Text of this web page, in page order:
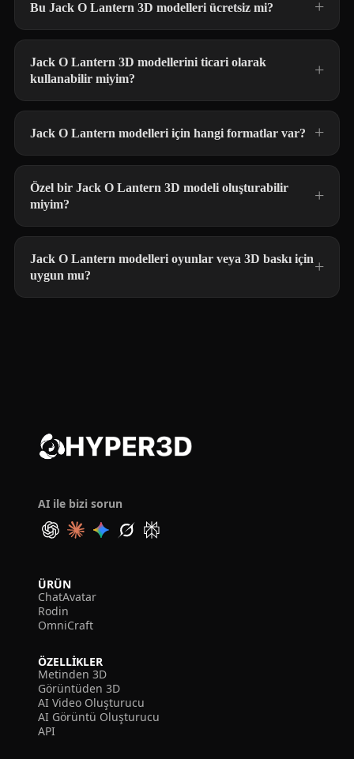
Bu Jack O Lantern 3D modelleri ücretsiz mi?
Jack O Lantern 3D modellerini ticari olarak
kullanabilir miyim?
Jack O Lantern modelleri için hangi formatlar var?
Özel bir Jack O Lantern 3D modeli oluşturabilir
miyim?
Jack O Lantern modelleri oyunlar veya 3D baskı için
uygun mu?
AI ile bizi sorun
ÜRÜN
ChatAvatar
Rodin
OmniCraft
ÖZELLIKLER
Metinden 3D
Görüntüden 3D
AI Video Oluşturucu
AI Görüntü Oluşturucu
API